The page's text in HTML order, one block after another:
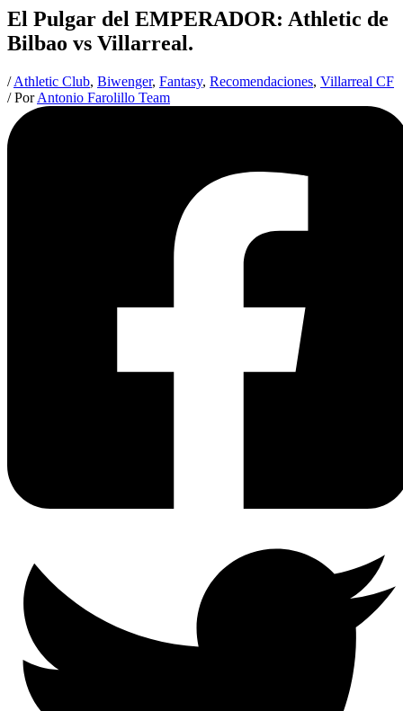
El Pulgar del EMPERADOR: Athletic de
Bilbao vs Villarreal.
/Athletic Club, Biwenger, Fantasy, Recomendaciones, Villarreal CF
/ PorAntonio Farolillo Team